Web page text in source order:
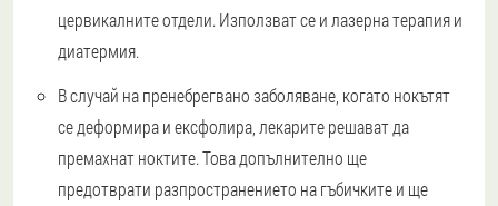
цервикалните отдели. Използват се и лазерна терапия и
диатермия.
В случай на пренебрегвано заболяване, когато нокътят
се деформира и ексфолира, лекарите решават да
премахнат ноктите. Това допълнително ще
предотврати разпространението на гъбичките и ще